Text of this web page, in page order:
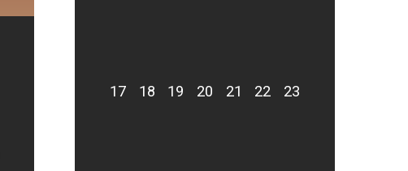
17 18 19 20 21 22 23